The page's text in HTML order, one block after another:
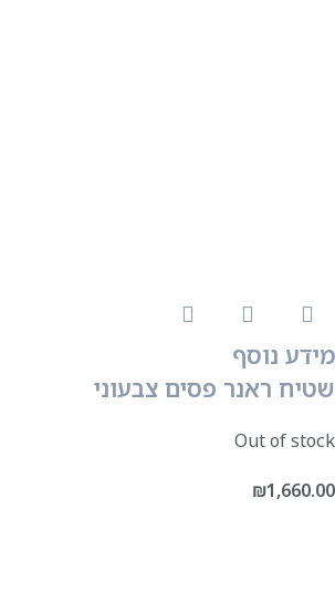
מידע נוסף
שטיח ראנר פסים צבעוני
Out of stock
₪1,660.00